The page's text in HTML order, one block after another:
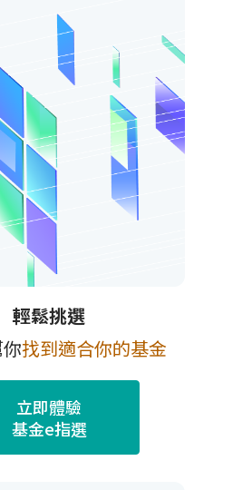
輕鬆挑選
找到適合你的基金
立即體驗
基金e指選